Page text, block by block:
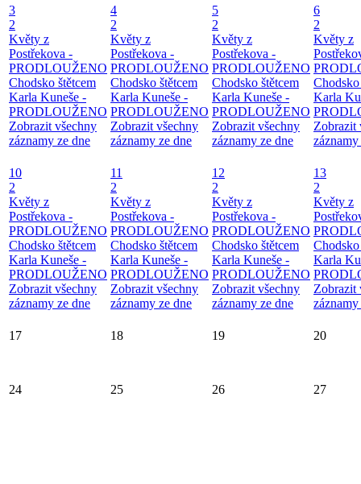
3
2
Květy z
Postřekova -
PRODLOUŽENO
Chodsko štětcem
Karla Kuneše -
PRODLOUŽENO
Zobrazit všechny
záznamy ze dne
4
2
Květy z
Postřekova -
PRODLOUŽENO
Chodsko štětcem
Karla Kuneše -
PRODLOUŽENO
Zobrazit všechny
záznamy ze dne
5
2
Květy z
Postřekova -
PRODLOUŽENO
Chodsko štětcem
Karla Kuneše -
PRODLOUŽENO
Zobrazit všechny
záznamy ze dne
6
2
Květy z
Chodsko
Karla
Zobrazit
10
2
Květy z
Postřekova -
PRODLOUŽENO
Chodsko štětcem
Karla Kuneše -
PRODLOUŽENO
Zobrazit všechny
záznamy ze dne
11
2
Květy z
Postřekova -
PRODLOUŽENO
Chodsko štětcem
Karla Kuneše -
PRODLOUŽENO
Zobrazit všechny
záznamy ze dne
12
2
Květy z
Postřekova -
PRODLOUŽENO
Chodsko štětcem
Karla Kuneše -
PRODLOUŽENO
Zobrazit všechny
záznamy ze dne
13
2
Květy z
Chodsko
Karla
Zobrazit
17 18 19 20
24 25 26 27